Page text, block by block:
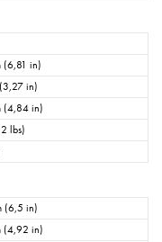
(6,81 in)
in)
(4,84 in)
lbs)
(6,5 in)
(4,92 in)